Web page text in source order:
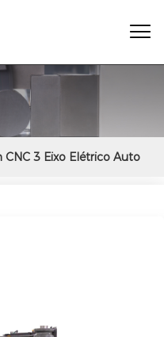

3 Eixo Elétrico Auto